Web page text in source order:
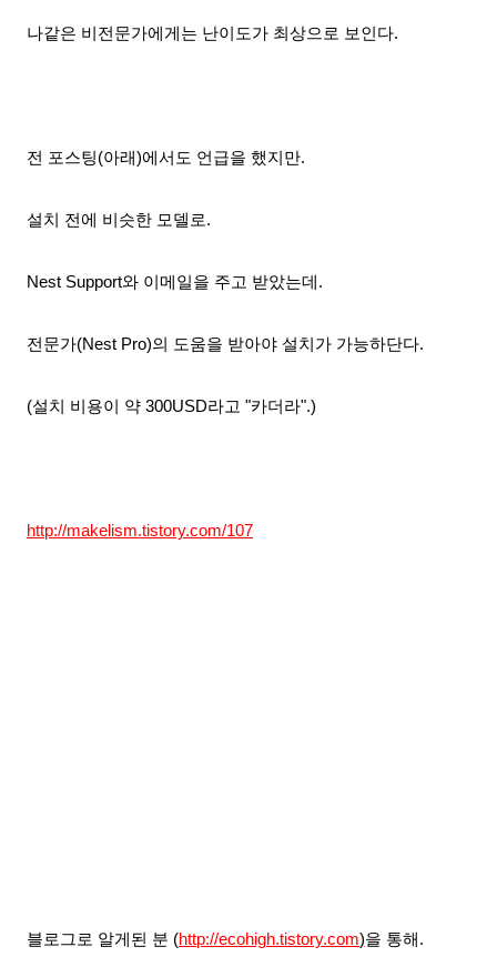
나같은 비전문가에게는 난이도가 최상으로 보인다.
전 포스팅(아래)에서도 언급을 했지만.
설치 전에 비슷한 모델로.
Nest Support와 이메일을 주고 받았는데.
전문가(Nest Pro)의 도움을 받아야 설치가 가능하단다.
(설치 비용이 약 300USD라고 "카더라".)
http://makelism.tistory.com/107
블로그로 알게된 분 (http://ecohigh.tistory.com)을 통해.